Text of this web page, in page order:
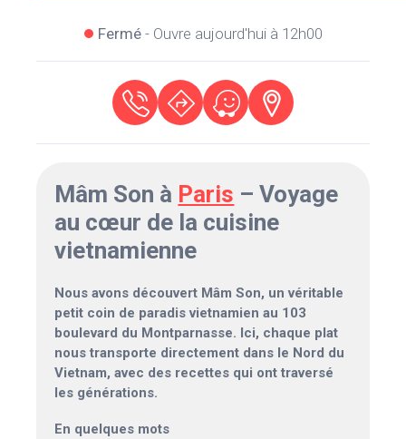
Fermé- Ouvre aujourd'hui à 12h00
Mâm Son à Paris – Voyage
au cœur de la cuisine
vietnamienne
Nous avons découvert Mâm Son, un véritable
petit coin de paradis vietnamien au 103
boulevard du Montparnasse. Ici, chaque plat
nous transporte directement dans le Nord du
Vietnam, avec des recettes qui ont traversé
les générations.
En quelques mots